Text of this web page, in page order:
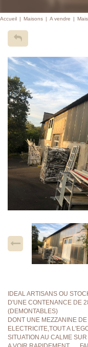
Accueil Maisons A vendre
IDEAL ARTISANS OU
D'UNE CONTENANCE DE
(DEMONTABLES)
DONT UNE MEZZANINE
ELECTRICITE,TOUT A
SITUATION AU CALME